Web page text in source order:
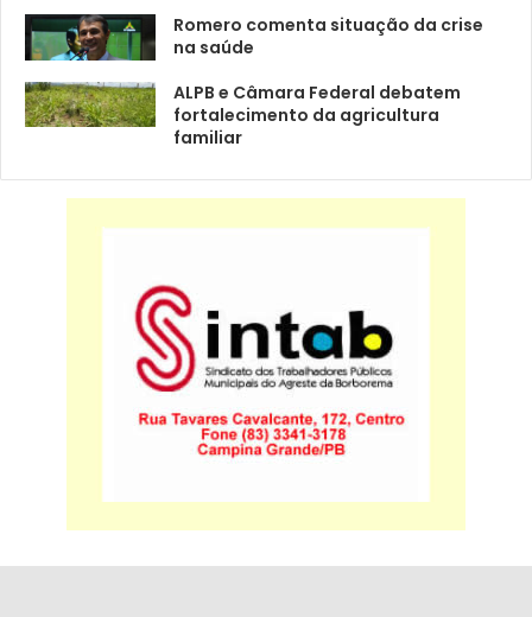
Romero comenta situação da crise
na saúde
ALPB e Câmara Federal debatem
fortalecimento da agricultura
familiar